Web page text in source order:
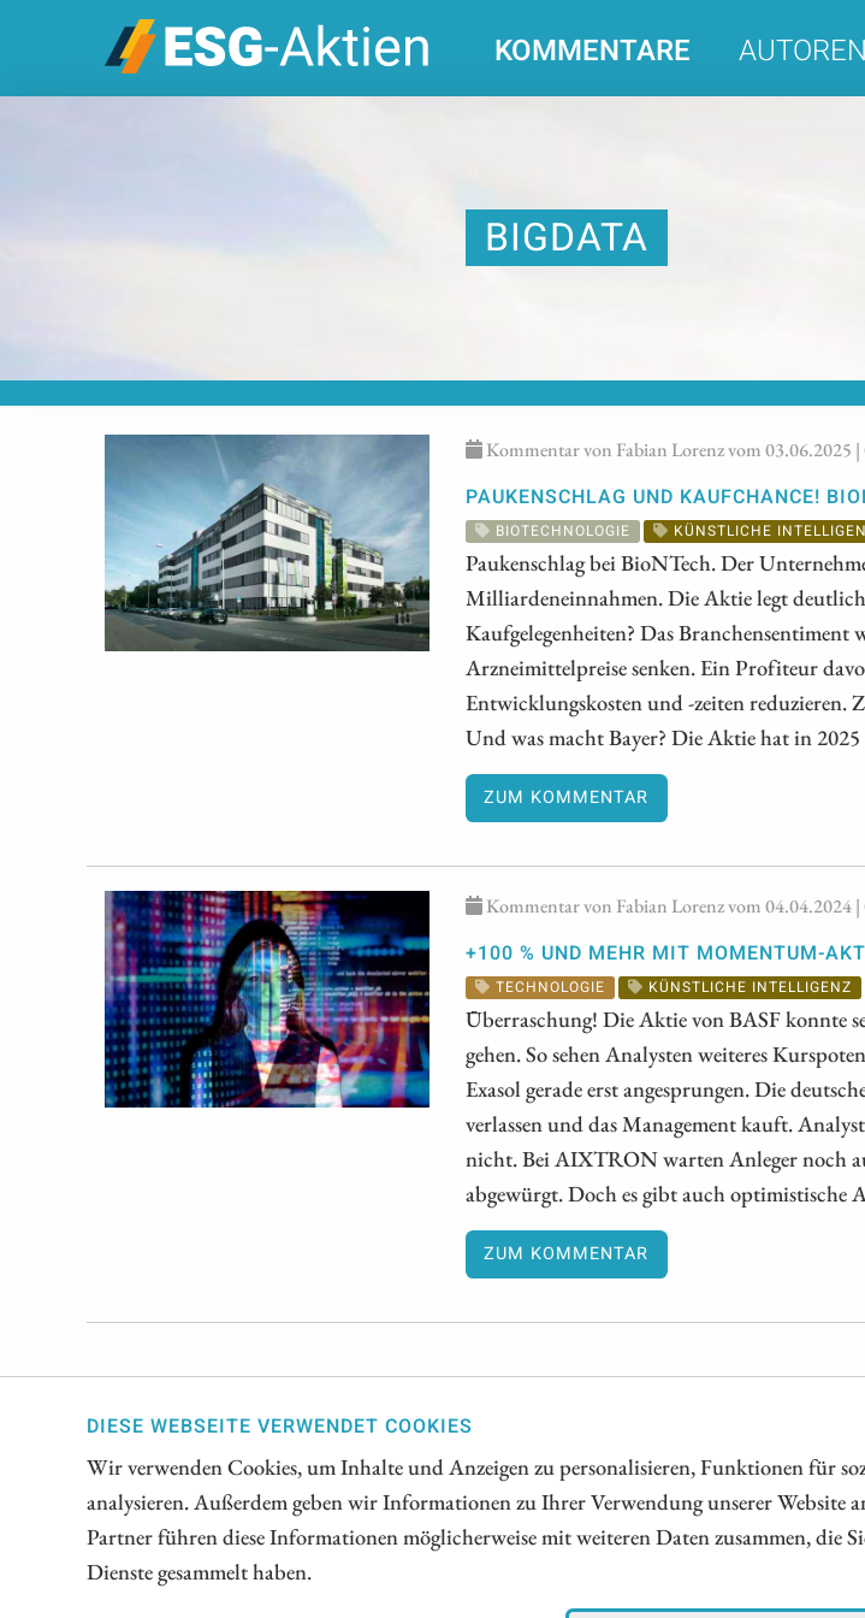
DIESE WEBSEITE VERWENDET COOKIES
Wir verwenden Cookies, um Inhalte und Anzeigen zu personalisieren, Funktionen für
analysieren. Außerdem geben wir Informationen zu Ihrer Verwendung unserer Website
Partner führen diese Informationen möglicherweise mit weiteren Daten zusammen, die
Dienste gesammelt haben.
KOMMENTARE AUTOREN
BIGDATA
Kommentar von Fabian Lorenz vom 03.06.2025 |
PAUKENSCHLAG UND KAUFCHANCE!
BIOTECHNOLOGIE KÜNSTLICHE
Paukenschlag bei BioNTech. Der
Milliardeneinnahmen. Die Aktie legt
Kaufgelegenheiten? Das
Arzneimittelpreise senken. Ein Profiteur
Entwicklungskosten und -zeiten reduzieren.
Und was macht Bayer? Die Aktie hat in
ZUM KOMMENTAR
Kommentar von Fabian Lorenz vom 04.04.2024 |
+100 % UND MEHR MIT MOMENTUM-
TECHNOLOGIE KÜNSTLICHE INTELLIGENZ
Überraschung! Die Aktie von BASF konnte
gehen. So sehen Analysten weiteres
Exasol gerade erst angesprungen. Die
verlassen und das Management kauft.
nicht. Bei AIXTRON warten Anleger noch
abgewürgt. Doch es gibt auch optimistische
ZUM KOMMENTAR
// www.esg-aktien.de - © 2026 - Informationen für Börsianer zu ESG bewussten